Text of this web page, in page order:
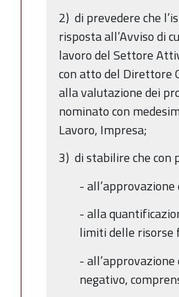
2) di prevedere che
risposta all’Avviso di
lavoro del Settore
con atto del Direttore
alla valutazione dei
nominato con
Lavoro, Impresa;
3) di stabilire che con
-
- alla
limiti delle risorse
-
negativo,